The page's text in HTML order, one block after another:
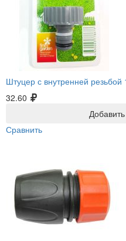
Штуцер с внутренней резьбой
32.60
Сравнить